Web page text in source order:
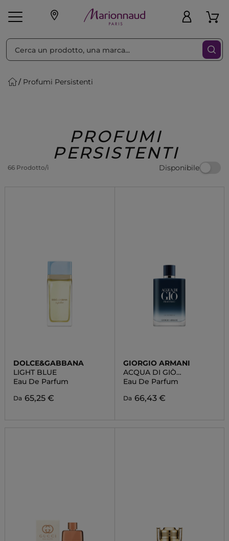
Make-up Profumi
Regalo
Profumi Persistenti
PROFUMI
PERSISTENTI
66 Prodotto/i Disponibile
Ordina per Filtra
DOLCE&GABBANA
LIGHT BLUE
Eau De Parfum
Da 65,25 €
GIORGIO ARMANI
ACQUA DI GIÒ
PROFONDO
Eau De Parfum
Da 66,43 €